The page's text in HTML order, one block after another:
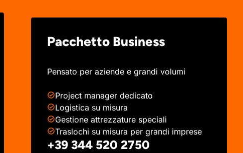
Pacchetto Business
Pensato per aziende e grandi volumi
Project manager dedicato
Logistica su misura
Gestione attrezzature speciali
Traslochi su misura per grandi imprese
+39 344 520 2750